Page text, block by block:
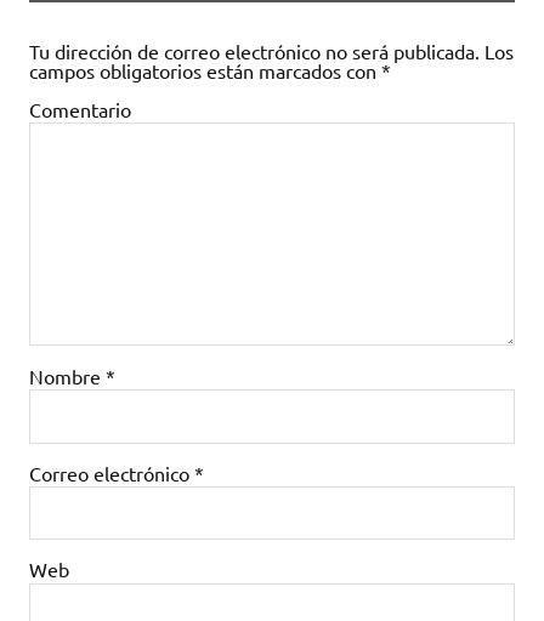
k
r
Tu dirección de correo electrónico no será publicada. Los
campos obligatorios están marcados con *
Comentario
Nombre *
Correo electrónico *
Web